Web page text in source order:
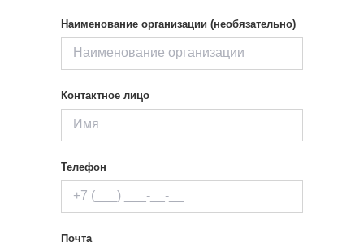
Наименование организации (необязательно)
Контактное лицо
Телефон
Почта